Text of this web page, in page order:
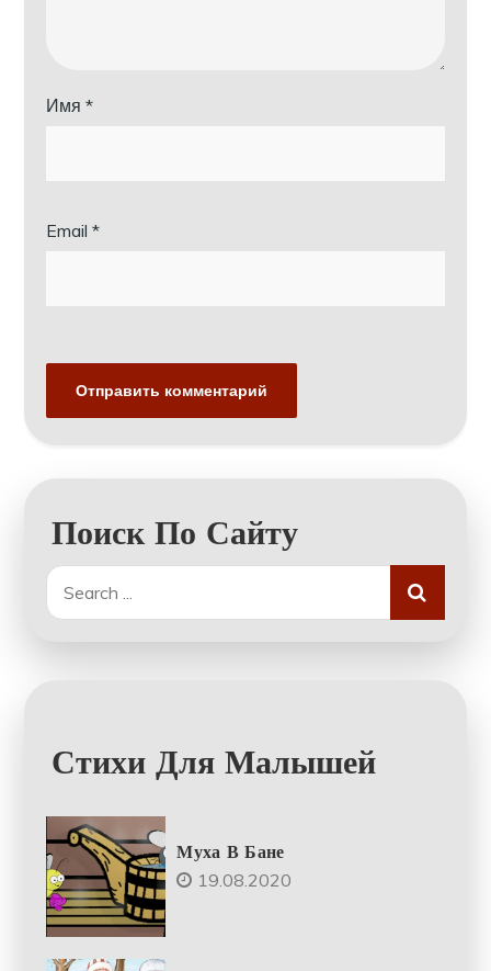
Имя*
Email*
Поиск По Сайту
Search
for:
Стихи Для Малышей
Муха В Бане
19.08.2020